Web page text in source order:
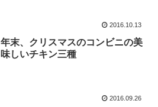
2016.10.13
年末、クリスマスのコンビニの美
味しいチキン三種
2016.09.26